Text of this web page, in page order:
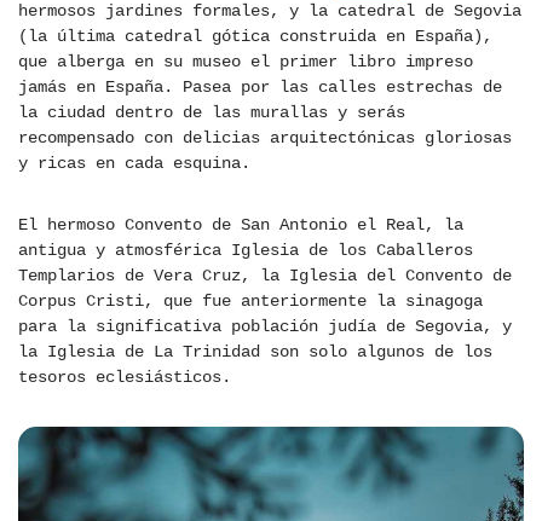
hermosos jardines formales, y la catedral de Segovia
(la última catedral gótica construida en España),
que alberga en su museo el primer libro impreso
jamás en España. Pasea por las calles estrechas de
la ciudad dentro de las murallas y serás
recompensado con delicias arquitectónicas gloriosas
y ricas en cada esquina.
El hermoso Convento de San Antonio el Real, la
antigua y atmosférica Iglesia de los Caballeros
Templarios de Vera Cruz, la Iglesia del Convento de
Corpus Cristi, que fue anteriormente la sinagoga
para la significativa población judía de Segovia, y
la Iglesia de La Trinidad son solo algunos de los
tesoros eclesiásticos.